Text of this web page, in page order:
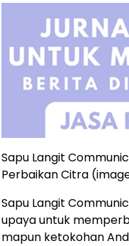
Sapu Langit
Perbaikan Citra
Sapu Langit
upaya untuk
mapun ketokohan